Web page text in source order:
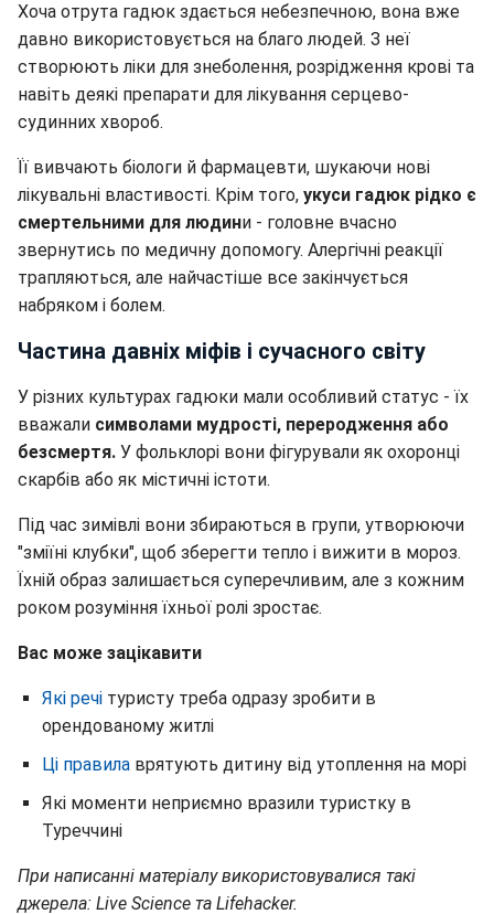
Хоча отрута гадюк здається небезпечною, вона вже
давно використовується на благо людей. З неї
створюють ліки для знеболення, розрідження крові та
навіть деякі препарати для лікування серцево-
судинних хвороб.
Її вивчають біологи й фармацевти, шукаючи нові
лікувальні властивості. Крім того, укуси гадюк рідко є
смертельними для людини - головне вчасно
звернутись по медичну допомогу. Алергічні реакції
трапляються, але найчастіше все закінчується
набряком і болем.
Частина давніх міфів і сучасного світу
У різних культурах гадюки мали особливий статус - їх
вважали символами мудрості, переродження або
безсмертя. У фольклорі вони фігурували як охоронці
скарбів або як містичні істоти.
Під час зимівлі вони збираються в групи, утворюючи
"зміїні клубки", щоб зберегти тепло і вижити в мороз.
Їхній образ залишається суперечливим, але з кожним
роком розуміння їхньої ролі зростає.
Вас може зацікавити
Які речі туристу треба одразу зробити в
орендованому житлі
Ці правила врятують дитину від утоплення на морі
Які моменти неприємно вразили туристку в
Туреччині
При написанні матеріалу використовувалися такі
джерела: Live Science та Lifehacker.